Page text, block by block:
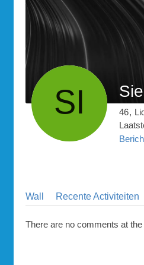
46
Wall Recente Activiteiten
There are no comments at